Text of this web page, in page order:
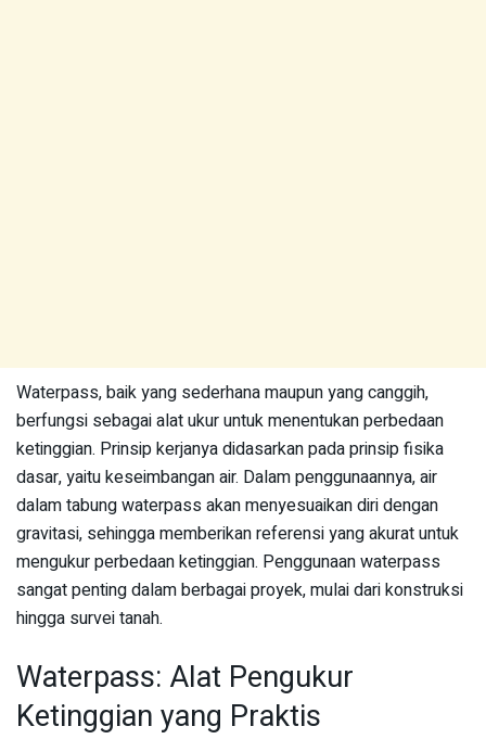
Waterpass, baik yang sederhana maupun yang canggih,
berfungsi sebagai alat ukur untuk menentukan perbedaan
ketinggian. Prinsip kerjanya didasarkan pada prinsip fisika
dasar, yaitu keseimbangan air. Dalam penggunaannya, air
dalam tabung waterpass akan menyesuaikan diri dengan
gravitasi, sehingga memberikan referensi yang akurat untuk
mengukur perbedaan ketinggian. Penggunaan waterpass
sangat penting dalam berbagai proyek, mulai dari konstruksi
hingga survei tanah.
Waterpass: Alat Pengukur
Ketinggian yang Praktis